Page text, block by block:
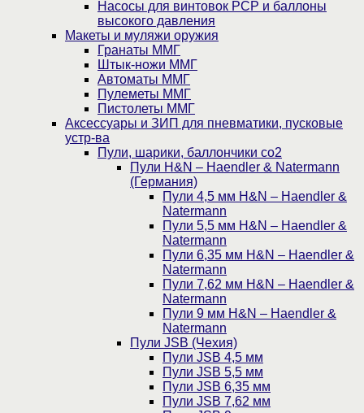
Насосы для винтовок PCP и баллоны
высокого давления
Макеты и муляжи оружия
Гранаты ММГ
Штык-ножи ММГ
Автоматы ММГ
Пулеметы ММГ
Пистолеты ММГ
Аксессуары и ЗИП для пневматики, пусковые
устр-ва
Пули, шарики, баллончики со2
Пули H&N – Haendler & Natermann
(Германия)
Пули 4,5 мм H&N – Haendler &
Natermann
Пули 5,5 мм H&N – Haendler &
Natermann
Пули 6,35 мм H&N – Haendler &
Natermann
Пули 7,62 мм H&N – Haendler &
Natermann
Пули 9 мм H&N – Haendler &
Natermann
Пули JSB (Чехия)
Пули JSB 4,5 мм
Пули JSB 5,5 мм
Пули JSB 6,35 мм
Пули JSB 7,62 мм